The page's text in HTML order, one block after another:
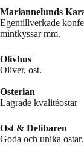
Mariannelunds
Egentillverkade
mintkyssar mm.
Olivhus
Oliver, ost.
Osterian
Lagrade kvalitéostar
Ost & Delibaren
Goda och unika ostar.